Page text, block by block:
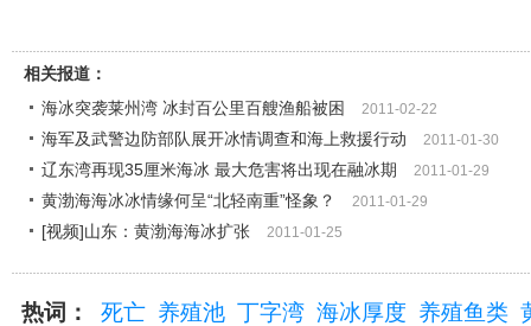
相关报道：
海冰突袭莱州湾 冰封百公里百艘渔船被困
2011-02-22
海军及武警边防部队展开冰情调查和海上救援行动 2011-01-30
辽东湾再现35厘米海冰 最大危害将出现在融冰期 2011-01-29
黄渤海海冰冰情缘何呈“北轻南重”怪象？ 2011-01-29
[视频]山东：黄渤海海冰扩张 2011-01-25
热词： 死亡 养殖池 丁字湾 海冰厚度 养殖鱼类